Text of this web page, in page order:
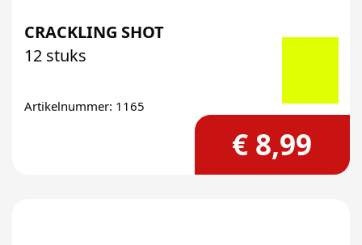
CRACKLING SHOT
12 stuks
Artikelnummer: 1165
€ 8,99